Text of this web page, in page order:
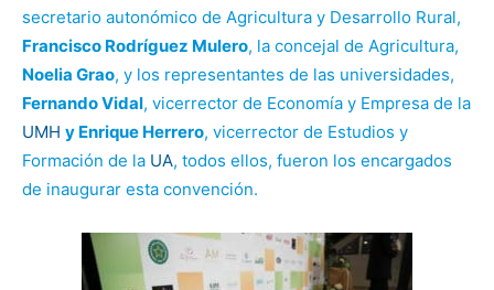
secretario autonómico de Agricultura y Desarrollo Rural,
Francisco Rodríguez Mulero, la concejal de Agricultura,
Noelia Grao, y los representantes de las universidades,
Fernando Vidal, vicerrector de Economía y Empresa de la
UMH y Enrique Herrero, vicerrector de Estudios y
Formación de la UA, todos ellos, fueron los encargados
de inaugurar esta convención.